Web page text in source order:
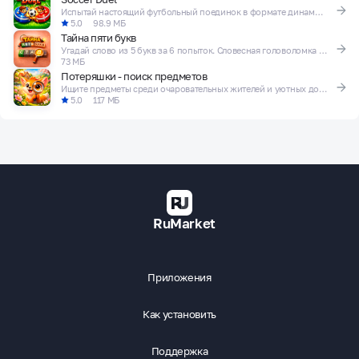
Испытай настоящий футбольный поединок в формате динамичной настольной аркады!
5.0
98.9 МБ
Тайна пяти букв
Угадай слово из 5 букв за 6 попыток. Словесная головоломка с уровнями!
73 МБ
Потеряшки - поиск предметов
Ищите предметы среди очаровательных жителей и уютных домиков!
5.0
117 МБ
RuMarket
Приложения
Как установить
Поддержка